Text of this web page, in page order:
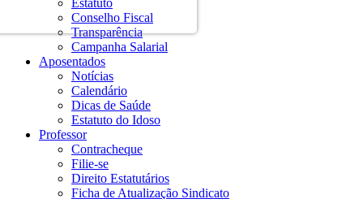
Conselho Fiscal
Transparência
Campanha Salarial
Aposentados
Notícias
Calendário
Dicas de Saúde
Estatuto do Idoso
Professor
Contracheque
Filie-se
Direito Estatutários
Ficha de Atualização Sindicato